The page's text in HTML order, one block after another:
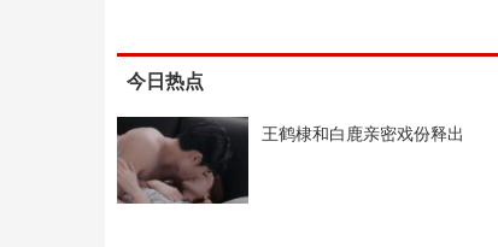
今日热点
王鹤棣和白鹿亲密戏份释出